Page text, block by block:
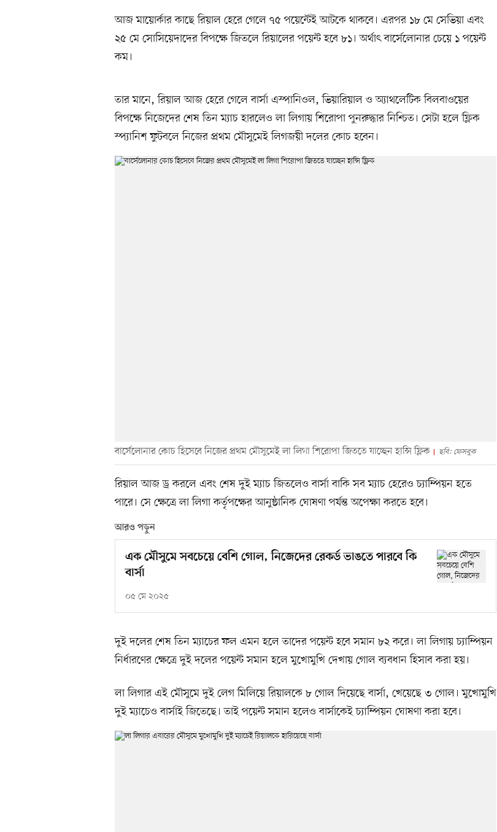
আজ মায়োর্কার কাছে রিয়াল হেরে গেলে ৭৫ পয়েন্টেই আটকে থাকবে। এরপর ১৮ মে সেভিয়া এবং
২৫ মে সোসিয়েদাদের বিপক্ষে জিতলে রিয়ালের পয়েন্ট হবে ৮১। অর্থাৎ বার্সেলোনার চেয়ে ১ পয়েন্ট
কম।
তার মানে, রিয়াল আজ হেরে গেলে বার্সা এস্পানিওল, ভিয়ারিয়াল ও অ্যাথলেটিক বিলবাওয়ের
বিপক্ষে নিজেদের শেষ তিন ম্যাচ হারলেও লা লিগায় শিরোপা পুনরুদ্ধার নিশ্চিত। সেটা হলে ফ্লিক
স্প্যানিশ ফুটবলে নিজের প্রথম মৌসুমেই লিগজয়ী দলের কোচ হবেন।
বার্সেলোনার কোচ হিসেবে নিজের প্রথম মৌসুমেই লা লিগা শিরোপা জিততে যাচ্ছেন হান্সি ফ্লিক ছবি: ফেসবুক
রিয়াল আজ ড্র করলে এবং শেষ দুই ম্যাচ জিতলেও বার্সা বাকি সব ম্যাচ হেরেও চ্যাম্পিয়ন হতে
পারে। সে ক্ষেত্রে লা লিগা কর্তৃপক্ষের আনুষ্ঠানিক ঘোষণা পর্যন্ত অপেক্ষা করতে হবে।
আরও পড়ুন
এক মৌসুমে সবচেয়ে বেশি গোল, নিজেদের রেকর্ড ভাঙতে পারবে কি
বার্সা
০৫ মে ২০২৫
দুই দলের শেষ তিন ম্যাচের ফল এমন হলে তাদের পয়েন্ট হবে সমান ৮২ করে। লা লিগায় চ্যাম্পিয়ন
নির্ধারণের ক্ষেত্রে দুই দলের পয়েন্ট সমান হলে মুখোমুখি দেখায় গোল ব্যবধান হিসাব করা হয়।
লা লিগার এই মৌসুমে দুই লেগ মিলিয়ে রিয়ালকে ৮ গোল দিয়েছে বার্সা, খেয়েছে ৩ গোল। মুখোমুখি
দুই ম্যাচেও বার্সাই জিতেছে। তাই পয়েন্ট সমান হলেও বার্সাকেই চ্যাম্পিয়ন ঘোষণা করা হবে।